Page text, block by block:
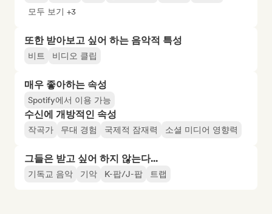
모두 보기 +3
또한 받아보고 싶어 하는 음악적 특성
비트 비디오 클립
매우 좋아하는 속성
Spotify에서 이용 가능
수신에 개방적인 속성
작곡가 무대 경험 국제적 잠재력 소셜 미디어 영향력
그들은 받고 싶어 하지 않는다...
기독교 음악 기악 K-팝/J-팝 트랩